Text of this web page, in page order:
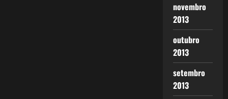
novembro
2013
outubro
2013
setembro
2013